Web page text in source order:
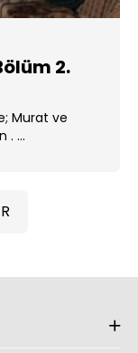
2.
Murat ve
. ...